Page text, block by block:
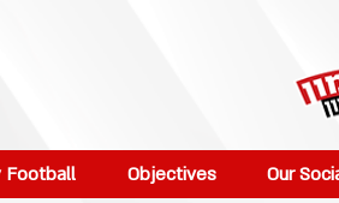
Football Objectives Our